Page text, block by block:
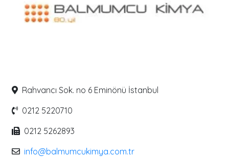
Rahvancı Sok. no 6 Eminönü İstanbul
0212 5220710
0212 5262893
info@balmumcukimya.com.tr